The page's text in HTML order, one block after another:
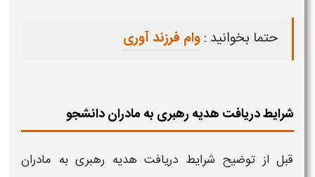
حتما بخوانید :وام فرزند آوری
شرایط دریافت هدیه رهبری به مادران دانشجو
قبل از توضیح شرایط دریافت هدیه رهبری به مادران